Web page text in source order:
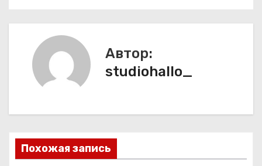
я
п
о
Автор:
studiohallo_
Похожая запись